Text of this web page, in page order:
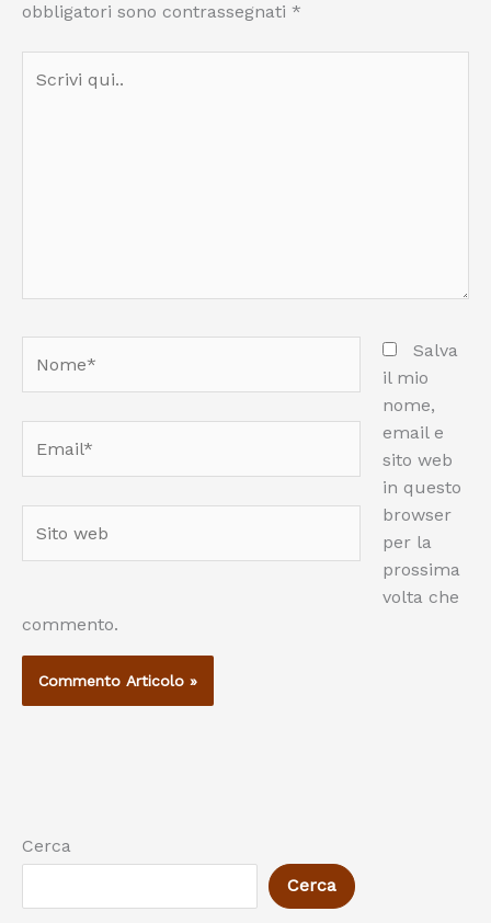
obbligatori sono contrassegnati *
qui..
web
Salva
il mio
nome,
email e
sito web
in questo
browser
per la
prossima
volta che
commento.
Cerca
Cerca